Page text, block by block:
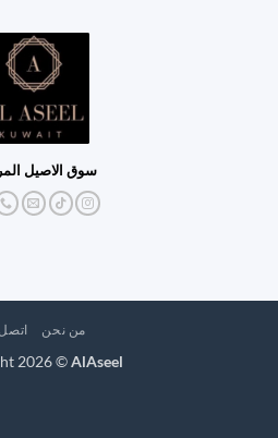
سوق الاصيل المركزي
من نحن اتصل بنا
2026 ©AlAseel